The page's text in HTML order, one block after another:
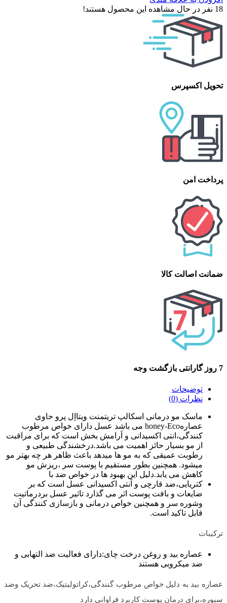
18 نفر در حال مشاهده این محصول هستند!
تحویل اکسپرس
پرداخت امن
ضمانت اصالت کالا
7 روز گارانتی بازگشت وجه
توضیحات
نظرات (0)
ماسک مو درمانی اسکالپ تریتمنت ویتااِل پرو حاوی
عصارهhoney-Eco می باشد عسل دارای خواص مرطوب
کنندگی،انتی اکسیدانی و آرامش بخش است که برای مراقبت
از مو بسیار حائز اهمیت می باشد.درخشندگی طبیعی و
رطوبت عمیقی که به مو ها میدهد باعث ظاهر هر چه بهتر مو
میشود. همچنین بطور مستقیم با پوست سر ،ریزش مو
کاهش می یابد.دلیل این بهبود ها در خواص ضد با
کتریایی،ضد قارچی و آنتی اکسیدانی عسل است که بر
ضایعات و بافت پوست اثر می گذارد تاثیر عسل بردرماتیت
وشوره سر و همچنین خواص درمانی و بازسازی کنندگی آن
قابل تاکید است.
ترکیبات
عصاره بید و روغن درخت چای:دارای فعالیت ضد التهابی و
ضد میکروبی هستند
عصاره بید به دلیل خواص مرطوب گنندگی،کراتولیتیک،ضد تحریک وضد
سبوره،برای درمان پوست کاربرد فراوانی دارد